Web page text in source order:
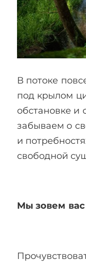
В потоке
под крылом
обстановке и
забываем о
и
свободной
Мы зовем